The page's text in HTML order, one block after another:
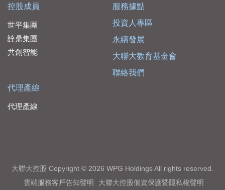
控股成員
世平集團
詮鼎集團
共創智能
代理產線
代理產線
服務據點
投資人專區
永續發展
大聯大教育基金會
聯絡我們
大聯大控股 Copyright © 2026 WPG Holdings All rights reserved.
雲端服務客戶告知聲明
大聯大控股個資保護暨隱私權聲明